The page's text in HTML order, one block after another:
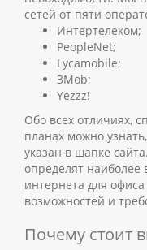
сетей от пяти
Интертелеком;
PeopleNet;
Lycamobile;
3Mob;
Yezzz!
Обо всех отличиях,
планах можно
указан в шапке
определят
интернета для
возможностей и
Почему стоит